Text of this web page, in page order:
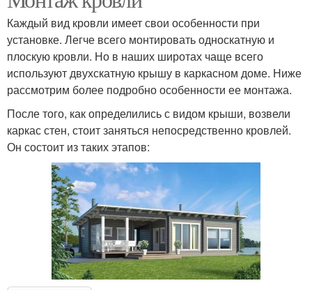
Каждый вид кровли имеет свои особенности при
установке. Легче всего монтировать односкатную и
плоскую кровли. Но в наших широтах чаще всего
используют двухскатную крышу в каркасном доме. Ниже
рассмотрим более подробно особенности ее монтажа.
После того, как определились с видом крыши, возвели
каркас стен, стоит заняться непосредственно кровлей.
Он состоит из таких этапов: